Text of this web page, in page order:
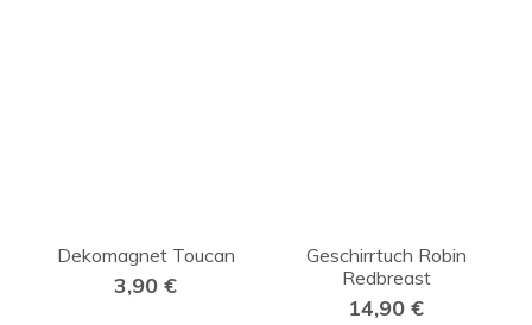
Dekomagnet Toucan
3,90€
Geschirrtuch Robin
Redbreast
14,90€